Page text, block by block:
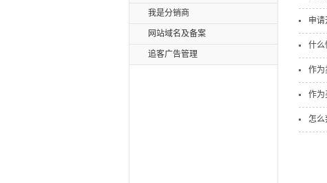
申请
什么
作为
作为
怎么
我是分销商
网站域名及备案
追客广告管理